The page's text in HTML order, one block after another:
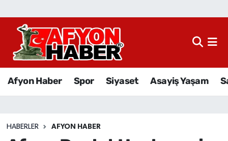
Afyon Haber Spor Siyaset Asayiş Yaşam
HABERLER AFYON HABER
Afyon Haber